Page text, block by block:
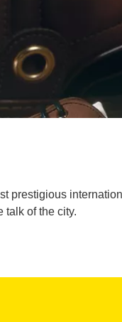
prestigious
talk of the city.